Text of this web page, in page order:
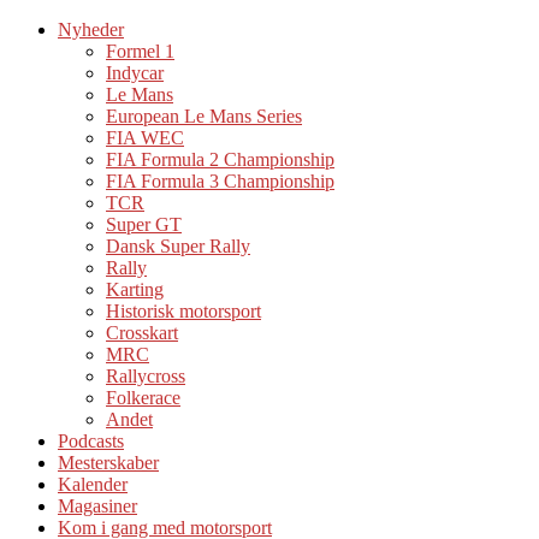
Nyheder
Formel 1
Indycar
Le Mans
European Le Mans Series
FIA WEC
FIA Formula 2 Championship
FIA Formula 3 Championship
TCR
Super GT
Dansk Super Rally
Rally
Karting
Historisk motorsport
Crosskart
MRC
Rallycross
Folkerace
Andet
Podcasts
Mesterskaber
Kalender
Magasiner
Kom i gang med motorsport